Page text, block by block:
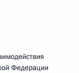
Федерации